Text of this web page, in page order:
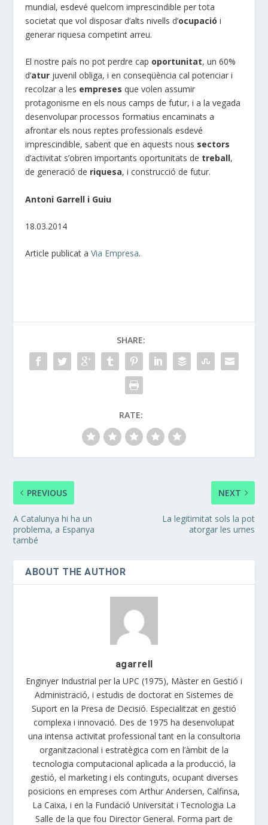
mundial, esdevé quelcom imprescindible per tota
societat que vol disposar d’alts nivells d’ocupació i
generar riquesa competint arreu.
El nostre país no pot perdre cap oportunitat, un 60%
d’atur juvenil obliga, i en conseqüència cal potenciar i
recolzar a les empreses que volen assumir
protagonisme en els nous camps de futur, i a la vegada
desenvolupar processos formatius encaminats a
afrontar els nous reptes professionals esdevé
imprescindible, sabent que en aquests nous sectors
d’activitat s’obren importants oportunitats de treball,
de generació de riquesa, i construcció de futur.
Antoni Garrell i Guiu
18.03.2014
Article publicat a Via Empresa.
SHARE:
RATE:
PREVIOUS
A Catalunya hi ha un
problema, a Espanya
també
NEXT
La legitimitat sols la pot
atorgar les urnes
ABOUT THE AUTHOR
agarrell
Enginyer Industrial per la UPC (1975), Màster en Gestió i
Administració, i estudis de doctorat en Sistemes de
Suport en la Presa de Decisió. Especialitzat en gestió
complexa i innovació. Des de 1975 ha desenvolupat
una intensa activitat professional tant en la consultoria
organitzacional i estratègica com en l’àmbit de la
tecnologia computacional aplicada a la producció, la
gestió, el marketing i els continguts, ocupant diverses
posicions en empreses com Arthur Andersen, Calfinsa,
La Caixa, i en la Fundació Universitat i Tecnologia La
Salle de la que fou Director General. Forma part de